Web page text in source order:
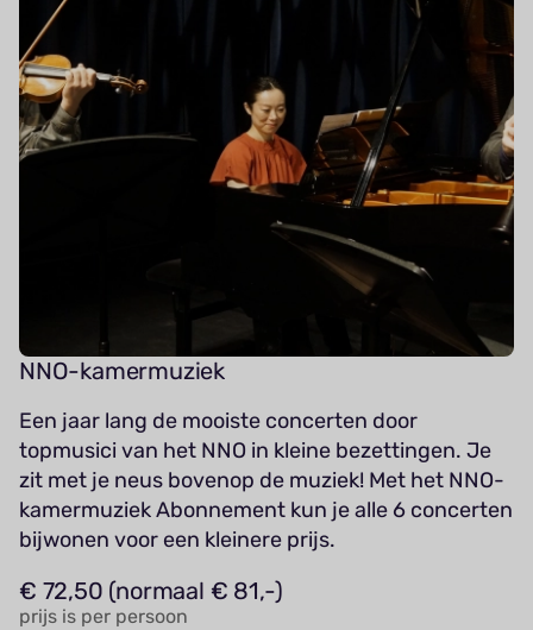
NNO-kamermuziek
Een jaar lang de mooiste concerten door
topmusici van het NNO in kleine bezettingen. Je
zit met je neus bovenop de muziek! Met het NNO-
kamermuziek Abonnement kun je alle 6 concerten
bijwonen voor een kleinere prijs.
€ 72,50 (normaal € 81,-)
prijs is per persoon